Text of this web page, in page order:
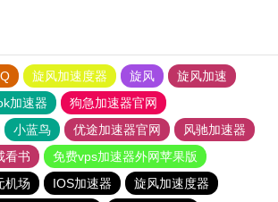
旋风加速度器 旋风
旋风加速
加速器
狗急加速器官网
小蓝鸟 优途加速器官网
风驰加速器
看书
免费vps加速器外网苹果版
机场 IOS加速器
旋风加速度器